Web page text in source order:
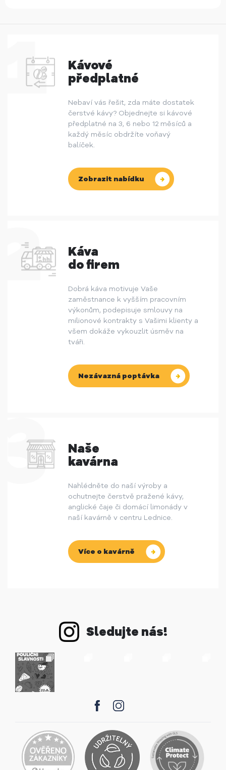
Kávové
předplatné
Nebaví vás řešit, zda máte dostatek
čerstvé kávy? Objednejte si kávové
předplatné na 3, 6 nebo 12 měsíců a
každý měsíc obdržíte voňavý
balíček.
Zobrazit nabídku
Káva
do firem
Dobrá káva motivuje Vaše
zaměstnance k vyšším pracovním
výkonům, podepisuje smlouvy na
milionové kontrakty s Vašimi klienty a
všem dokáže vykouzlit úsměv na
tváři.
Nezávazná poptávka
Naše
kavárna
Nahlédněte do naší výroby a
ochutnejte čerstvě pražené kávy,
anglické čaje či domácí limonády v
naší kavárně v centru Lednice.
Více o kavárně
Sledujte nás!